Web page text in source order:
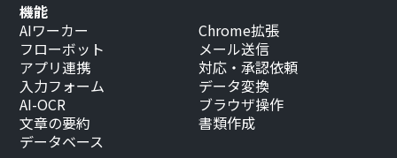
機能
AIワーカー
フローボット
アプリ連携
入力フォーム
AI-OCR
文章の要約
データベース
Chrome拡張
メール送信
対応・承認依頼
データ変換
ブラウザ操作
書類作成